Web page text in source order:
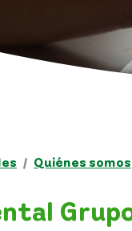
Quiénes somos